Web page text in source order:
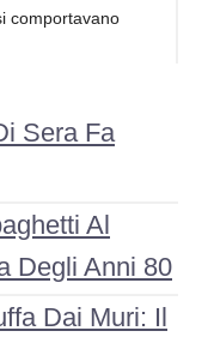
comportavano
Sera Fa
Al
Degli Anni 80
Dai Muri: Il